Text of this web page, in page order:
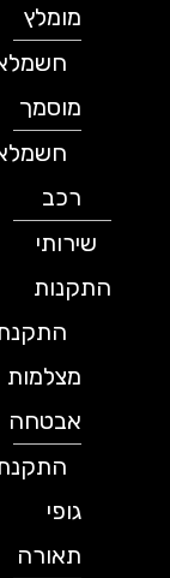
מומלץ
חשמלאי
מוסמך
חשמלאי
שירותי
התקנות
התקנת
מצלמות
אבטחה
התקנת
תאורה